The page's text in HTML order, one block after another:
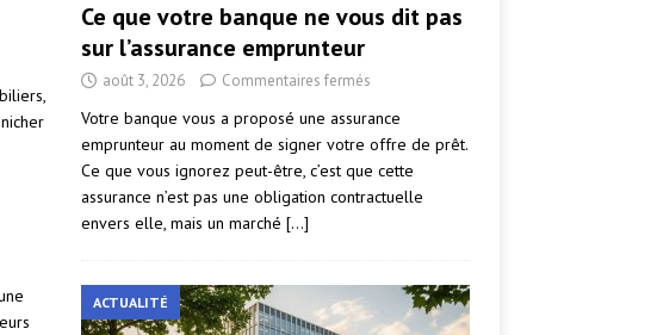
Ce que votre banque ne vous dit pas
sur l’assurance emprunteur
août 3, 2026 Commentaires fermés
Votre banque vous a proposé une assurance
emprunteur au moment de signer votre offre de prêt.
Ce que vous ignorez peut-être, c’est que cette
assurance n’est pas une obligation contractuelle
envers elle, mais un marché […]
ACTUALITÉ